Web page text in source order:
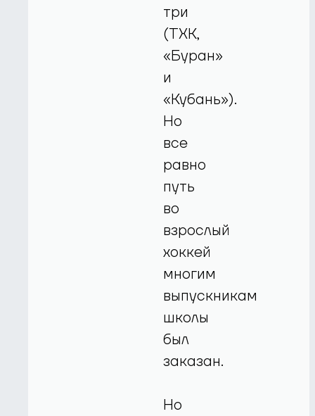
три
(ТХК,
«Буран»
и
«Кубань»).
Но
все
равно
путь
во
взрослый
хоккей
многим
выпускникам
школы
был
заказан.
Но